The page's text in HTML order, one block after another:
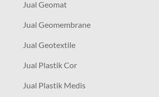
Jual Geomat
Jual Geomembrane
Jual Geotextile
Jual Plastik Cor
Jual Plastik Medis